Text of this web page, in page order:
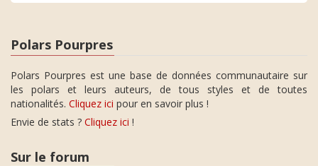
Polars Pourpres
Polars Pourpres est une base de données communautaire sur
les polars et leurs auteurs, de tous styles et de toutes
nationalités. Cliquez ici pour en savoir plus !
Envie de stats ? Cliquez ici !
Sur le forum